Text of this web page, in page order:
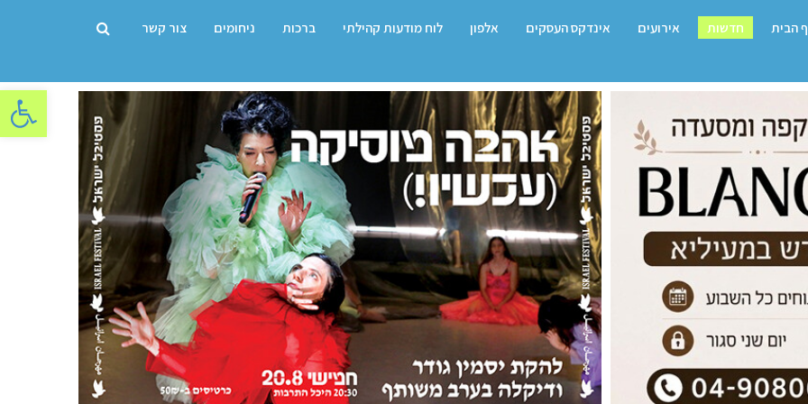
פתח
הבית חדשות אירועים אינדקס העסקים אלפון לוח מודעות קהילתי ברכות ניחומים צור קשר